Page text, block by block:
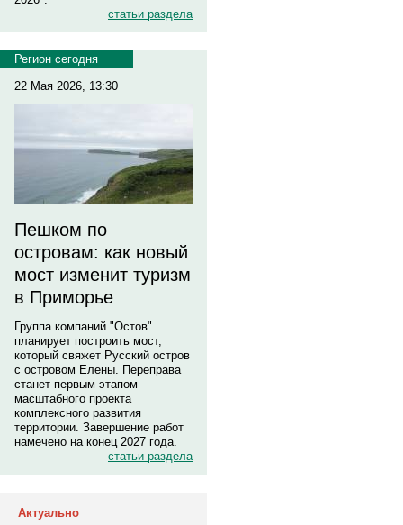
статьи раздела
Регион сегодня
22 Мая 2026, 13:30
Пешком по
островам: как новый
мост изменит туризм
в Приморье
Группа компаний "Остов"
планирует построить мост,
который свяжет Русский остров
с островом Елены. Переправа
станет первым этапом
масштабного проекта
комплексного развития
территории. Завершение работ
намечено на конец 2027 года.
статьи раздела
Актуально